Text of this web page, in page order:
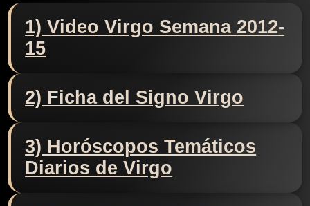
1) Video Virgo Semana 2012-
15
2) Ficha del Signo Virgo
3) Horóscopos Temáticos
Diarios de Virgo